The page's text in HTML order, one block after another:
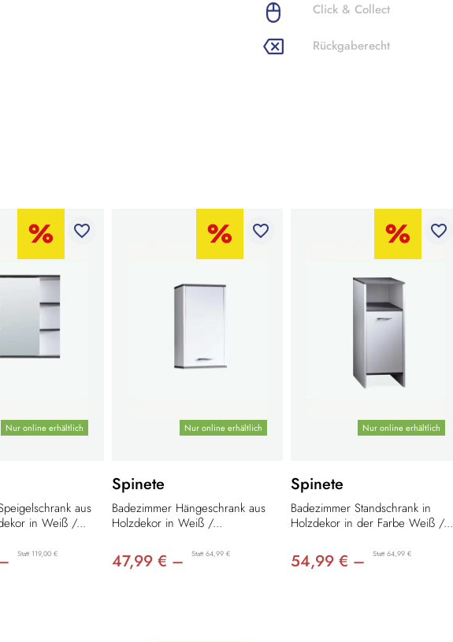
Click & Collect
Rückgaberecht
Nur online erhältlich
favorite_border
aus
in Weiß /...
Statt 119,00 €
Nur online erhältlich
favorite_border
Spinete
Badezimmer Hängeschrank aus
Holzdekor in Weiß /...
47,99 € – Statt 64,99 €
Nur online erhältlich
favorite_border
Spinete
Badezimmer Standschrank in
Holzdekor in der Farbe Weiß /...
54,99 € – Statt 64,99 €